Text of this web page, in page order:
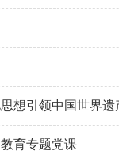
想引领中国世界遗
育专题党课